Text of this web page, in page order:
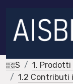
IRIS
1.
1.2 Contributi